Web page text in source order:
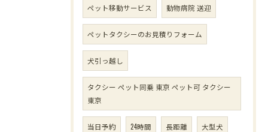
ペット移動サービス 動物病院 送迎
ペットタクシーのお見積りフォーム
犬引っ越し
タクシー ペット同乗 東京 ペット可 タクシー
東京
当日予約 24時間 長距離 大型犬